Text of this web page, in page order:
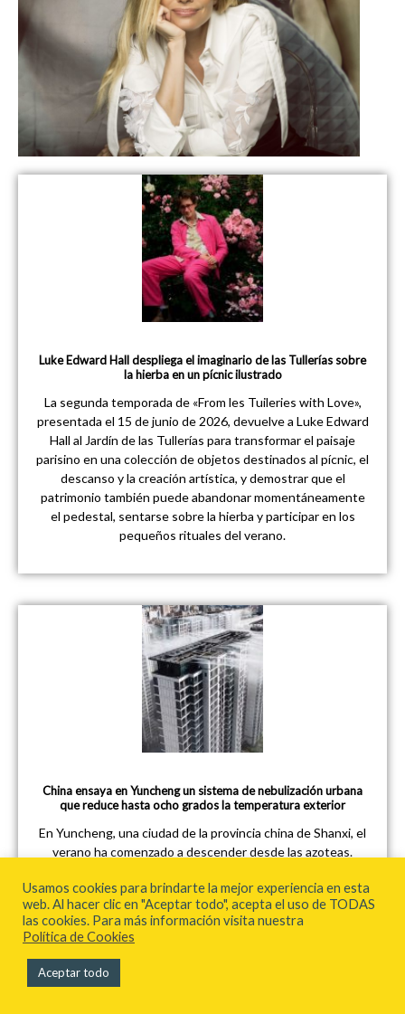
Luke Edward Hall despliega el imaginario de las Tullerías sobre
la hierba en un pícnic ilustrado
La segunda temporada de «From les Tuileries with Love»,
presentada el 15 de junio de 2026, devuelve a Luke Edward
Hall al Jardín de las Tullerías para transformar el paisaje
parisino en una colección de objetos destinados al pícnic, el
descanso y la creación artística, y demostrar que el
patrimonio también puede abandonar momentáneamente
el pedestal, sentarse sobre la hierba y participar en los
pequeños rituales del verano.
China ensaya en Yuncheng un sistema de nebulización urbana
que reduce hasta ocho grados la temperatura exterior
En Yuncheng, una ciudad de la provincia china de Shanxi, el
verano ha comenzado a descender desde las azoteas.
Xijian·Tianmao Guobinfu, una red de tuberías y boquillas
expulsa agua a elevada presión hasta convertirla en una
niebla fina que envuelve fachadas, patios y jardines. La
imagen se asemeja a una lluvia fabricada, aunque su
naturaleza es menos espectacular y más precisa: se trata
de un sistema de nebulización destinado a producir
Usamos cookies para brindarte la mejor experiencia en esta
web. Al hacer clic en "Aceptar todo", acepta el uso de TODAS
las cookies. Para más información visita nuestra
Política de Cookies
Aceptar todo